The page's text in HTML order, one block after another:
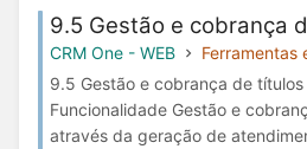
9.5 Gestão e cobrança
CRM One - WEB
Ferramentas
9.5 Gestão e cobrança de
Funcionalidade Gestão e
através da geração de